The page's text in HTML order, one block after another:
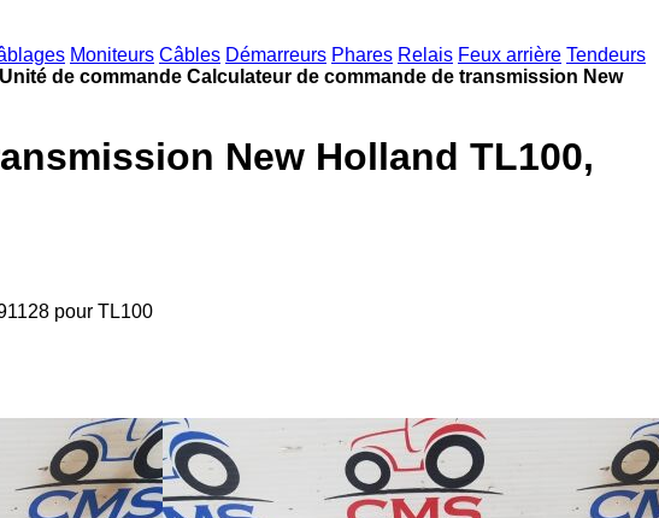
Moniteurs Câbles Démarreurs Phares Relais Feux arrière Tendeurs
Unité de commande Calculateur de commande de transmission New
New Holland TL100,
pour TL100